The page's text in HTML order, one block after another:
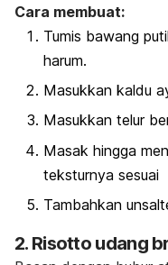
Cara membuat:
Tumis bawang
harum.
Masukkan kaldu
Masukkan telur
Masak hingga
teksturnya sesuai
Tambahkan
2. Risotto udang